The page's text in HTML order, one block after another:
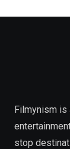
Filmynism is
stop